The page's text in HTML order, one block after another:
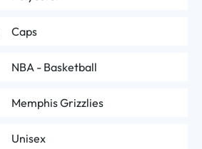
Caps
NBA - Basketball
Memphis Grizzlies
Unisex